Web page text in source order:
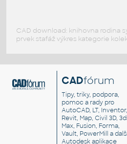
CAD download: knihovna rodina
prvek stafáž výkres kategorie
CADfórum
Tipy, triky, podpora,
pomoc a rady pro
AutoCAD, LT, Inventor,
Revit, Map, Civil 3D,
Max, Fusion, Forma,
Vault, PowerMill a
Autodesk aplikace